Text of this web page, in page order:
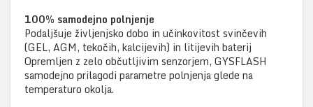
100% samodejno polnjenje
Podaljšuje življenjsko dobo in učinkovitost svinčevih
(GEL, AGM, tekočih, kalcijevih) in litijevih baterij
Opremljen z zelo občutljivim senzorjem, GYSFLASH
samodejno prilagodi parametre polnjenja glede na
temperaturo okolja.